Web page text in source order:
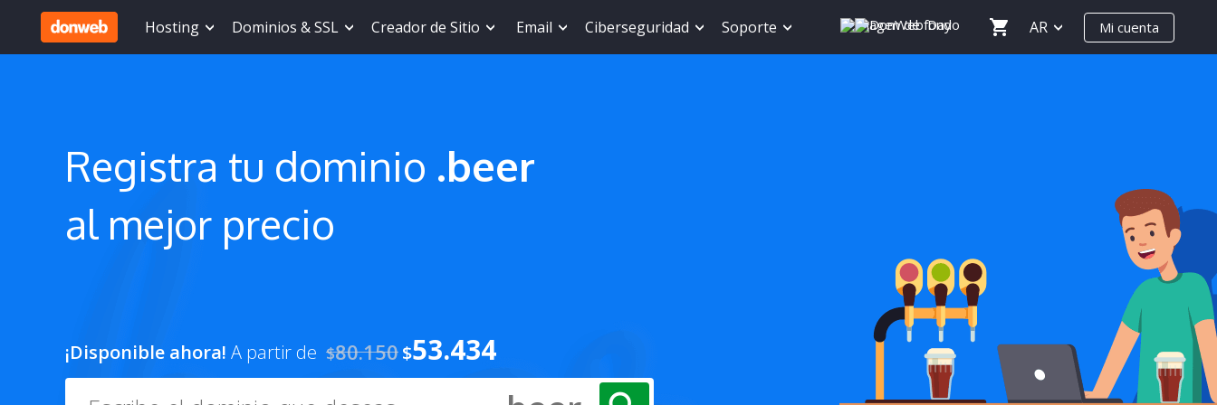
Hosting Dominios & SSL Creador de Sitio Email Ciberseguridad Soporte AR Mi cuenta
Registra tu dominio .beer
al mejor precio
¡Disponible ahora! A partir de $80.150$53.434